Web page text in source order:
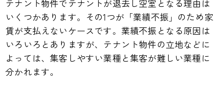
テナント物件でテナントが退去し空室となる理由は
いくつかあります。その1つが「業績不振」のため家
賃が支払えないケースです。業績不振となる原因は
いろいろとありますが、テナント物件の立地などに
よっては、集客しやすい業種と集客が難しい業種に
分かれます。